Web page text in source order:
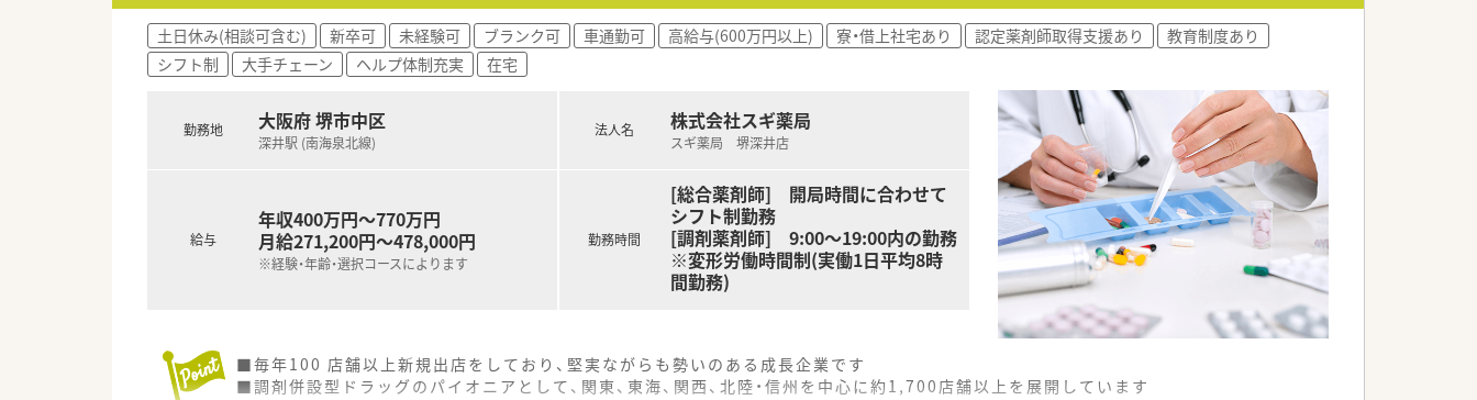
土日休み(相談可含む) 新卒可 未経験可 ブランク可 車通勤可 高給与(600万円以上) 寮・借上社宅あり 認定薬剤師取得支援あり
教育制度あり
シフト制
大手チェーン ヘルプ体制充実 在宅
勤務地 大阪府 堺市中区
深井駅 (南海泉北線)
給与
年収400万円～770万円
月給271,200円～478,000円
※経験・年齢・選択コースによります
法人名 株式会社スギ薬局
スギ薬局 堺深井店
勤務時間
[総合薬剤師] 開局時間に合わせて
シフト制勤務
[調剤薬剤師] 9:00～19:00内の勤務
※変形労働時間制(実働1日平均8時
間勤務)
■毎年100 店舗以上新規出店をしており、堅実ながらも勢いのある成長企業です
■調剤併設型ドラッグのパイオニアとして、関東、東海、関西、北陸・信州を中心に約1,700店舗以上を展開しています